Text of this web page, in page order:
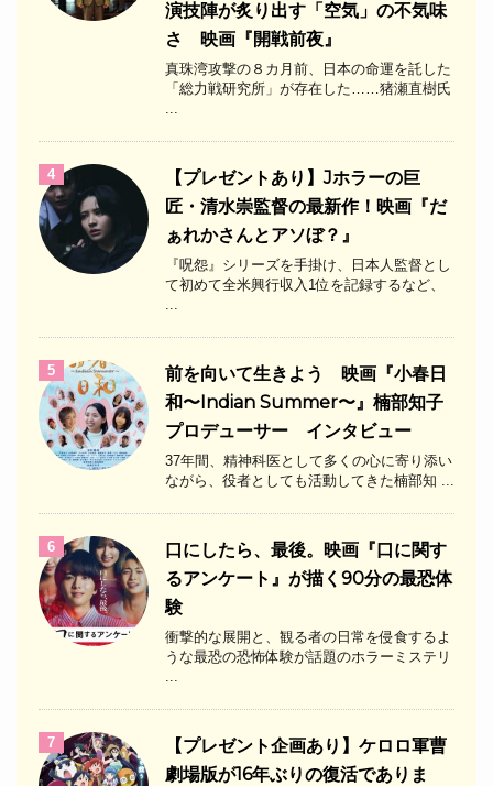
演技陣が炙り出す「空気」の不気味
さ 映画『開戦前夜』
真珠湾攻撃の８カ月前、日本の命運を託した
「総力戦研究所」が存在した……猪瀬直樹氏
4
【プレゼントあり】Jホラーの巨
匠・清水崇監督の最新作！映画『だ
ぁれかさんとアソぼ？』
『呪怨』シリーズを手掛け、日本人監督とし
て初めて全米興行収入1位を記録するなど、
5
前を向いて生きよう 映画『小春日
和〜Indian Summer〜』楠部知子
プロデューサー インタビュー
37年間、精神科医として多くの心に寄り添い
ながら、役者としても活動してきた楠部知 ...
6
口にしたら、最後。映画『口に関す
るアンケート』が描く90分の最恐体
験
衝撃的な展開と、観る者の日常を侵食するよ
うな最恐の恐怖体験が話題のホラーミステリ
7
【プレゼント企画あり】ケロロ軍曹
劇場版が16年ぶりの復活でありま